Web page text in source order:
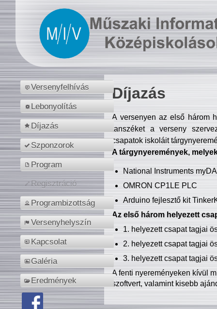
Versenyfelhívás
Lebonyolítás
Díjazás
Szponzorok
Program
Regisztráció
Programbizottság
Versenyhelyszín
Kapcsolat
Galéria
Eredmények
Díjazás
A versenyen az első három
tanszéket a verseny
csapatok iskoláit
A tárgynyeremények,
National Instruments
OMRON CP1LE PLC
Arduino fejlesztő kit
Az első három helyezett
1. helyezett csapat tagjai
2. helyezett csapat tagjai
3. helyezett csapat tagjai
A fenti nyereményeken kívül
szoftvert, valamint kisebb